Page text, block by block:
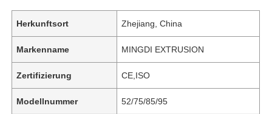
Herkunftsort Zhejiang, China
Markenname MINGDI EXTRUSION
Zertifizierung CE,ISO
Modellnummer 52/75/85/95